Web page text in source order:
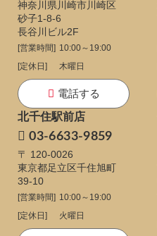
神奈川県川崎市川崎区
砂子1-8-6
長谷川ビル2F
[営業時間] 10:00～19:00
[定休日]
木曜日
電話する
北千住駅前店
03-6633-9859
〒 120-0026
東京都足立区千住旭町
39-10
[営業時間] 10:00～19:00
[定休日]
火曜日